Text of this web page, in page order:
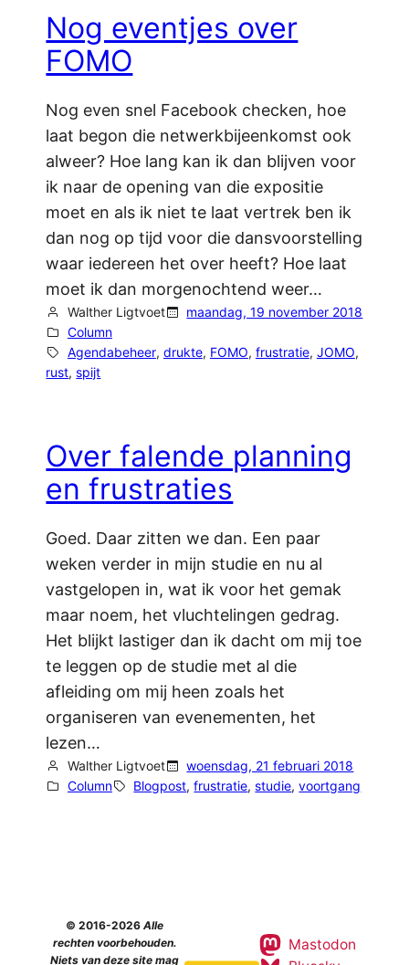
Nog eventjes over
FOMO
Nog even snel Facebook checken, hoe
laat begon die netwerkbijeenkomst ook
alweer? Hoe lang kan ik dan blijven voor
ik naar de opening van die expositie
moet en als ik niet te laat vertrek ben ik
dan nog op tijd voor die dansvoorstelling
waar iedereen het over heeft? Hoe laat
moet ik dan morgenochtend weer…
Walther Ligtvoet
maandag, 19 november 2018
Column
Agendabeheer, drukte, FOMO, frustratie, JOMO,
rust, spijt
Over falende planning
en frustraties
Goed. Daar zitten we dan. Een paar
weken verder in mijn studie en nu al
vastgelopen in, wat ik voor het gemak
maar noem, het vluchtelingen gedrag.
Het blijkt lastiger dan ik dacht om mij toe
te leggen op de studie met al die
afleiding om mij heen zoals het
organiseren van evenementen, het
lezen…
Walther Ligtvoet
woensdag, 21 februari 2018
Column
Blogpost, frustratie, studie, voortgang
© 2016-2026Alle
rechten voorbehouden.
Niets van deze site mag
Mastodon